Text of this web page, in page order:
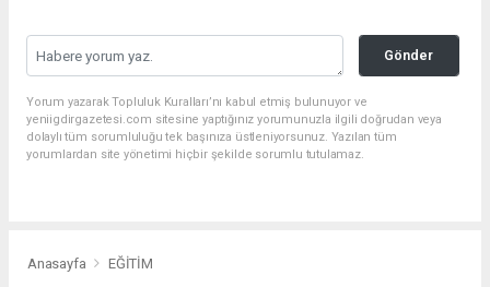
Gönder
Yorum yazarak Topluluk Kuralları’nı kabul etmiş bulunuyor ve
yeniigdirgazetesi.com sitesine yaptığınız yorumunuzla ilgili doğrudan veya
dolaylı tüm sorumluluğu tek başınıza üstleniyorsunuz. Yazılan tüm
yorumlardan site yönetimi hiçbir şekilde sorumlu tutulamaz.
Anasayfa EĞİTİM